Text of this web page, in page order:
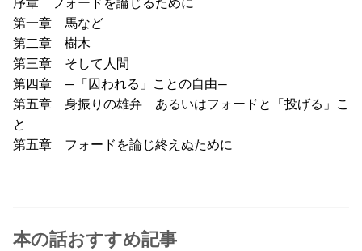
序章 フォードを論じるために
第一章 馬など
第二章 樹木
第三章 そして人間
第四章 ―「囚われる」ことの自由―
第五章 身振りの雄弁 あるいはフォードと「投げる」こ
と
第五章 フォードを論じ終えぬために
本の話おすすめ記事